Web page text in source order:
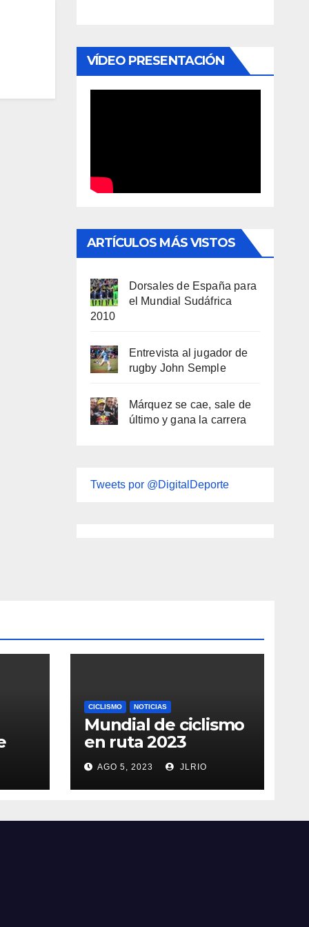
VÍDEO PRESENTACIÓN
ARTÍCULOS MÁS VISTOS
Dorsales de España para
el Mundial Sudáfrica
2010
Entrevista al jugador de
rugby John Semple
Márquez se cae, sale de
último y gana la carrera
Tweets por @DigitalDeporte
CICLISMO NOTICIAS
Mundial de ciclismo
en ruta 2023
AGO 5, 2023 JLRIO